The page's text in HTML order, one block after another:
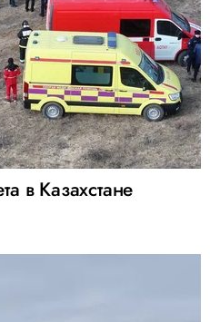
в Казахстане